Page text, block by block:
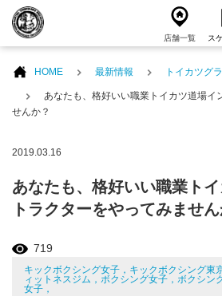
店舗一覧 ス
HOME 最新情報 トイカツグ
あなたも、格好いい職業トイカツ道場イ
せんか？
2019.03.16
あなたも、格好いい職業ト
トラクターをやってみません
719
キックボクシング女子，キックボクシング東
ィットネスジム，ボクシング女子，ボクシン
女子，